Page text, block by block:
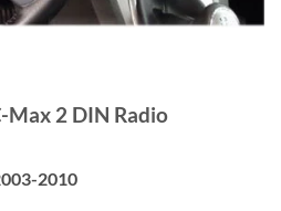
Max 2 DIN Radio
2010